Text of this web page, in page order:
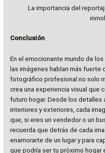
La importancia del
Conclusión
En el emocionante mundo de
las imágenes hablan más fuerte
fotográfico profesional no solo
crea una experiencia visual que
futuro hogar. Desde los
interiores y exteriores, cada
que, si eres un vendedor o un
recuerda que detrás de cada
enamorarte de un lugar y para
que podría ser tu próximo hogar